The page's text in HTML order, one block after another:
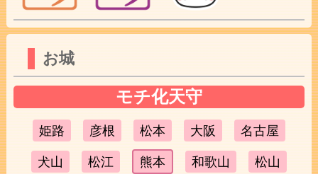
お城
モチ化天守
姫路 彦根 松本 大阪 名古屋
犬山 松江 熊本 和歌山 松山